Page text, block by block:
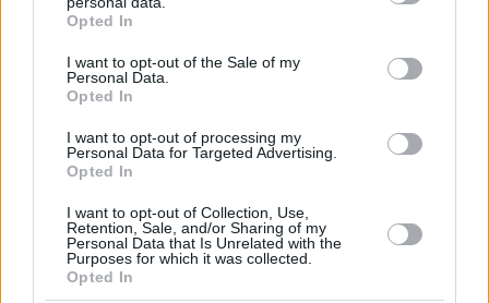
grant or deny consent to Google and its third-party tags to
use your data for below specified purposes in below Google
consent section.
Opted In
I want to opt-out of the Sale of my
Personal Data.
Opted In
I want to opt-out of processing my
Personal Data for Targeted Advertising.
Opted In
I want to opt-out of Collection, Use,
Retention, Sale, and/or Sharing of my
Personal Data that Is Unrelated with the
Purposes for which it was collected.
Opted In